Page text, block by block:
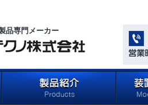
品専門メーカー